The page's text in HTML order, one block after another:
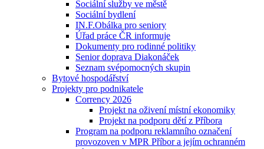
Sociální služby ve městě
Sociální bydlení
IN.F.Obálka pro seniory
Úřad práce ČR informuje
Dokumenty pro rodinné politiky
Senior doprava Diakonáček
Seznam svépomocných skupin
Bytové hospodářství
Projekty pro podnikatele
Corrency 2026
Projekt na oživení místní ekonomiky
Projekt na podporu dětí z Příbora
Program na podporu reklamního označení
provozoven v MPR Příbor a jejím ochranném